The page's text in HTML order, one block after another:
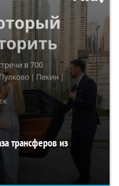
трансферов из